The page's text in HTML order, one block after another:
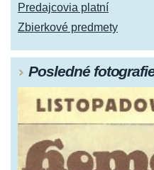
Predajcovia platní
Zbierkové predmety
Posledné